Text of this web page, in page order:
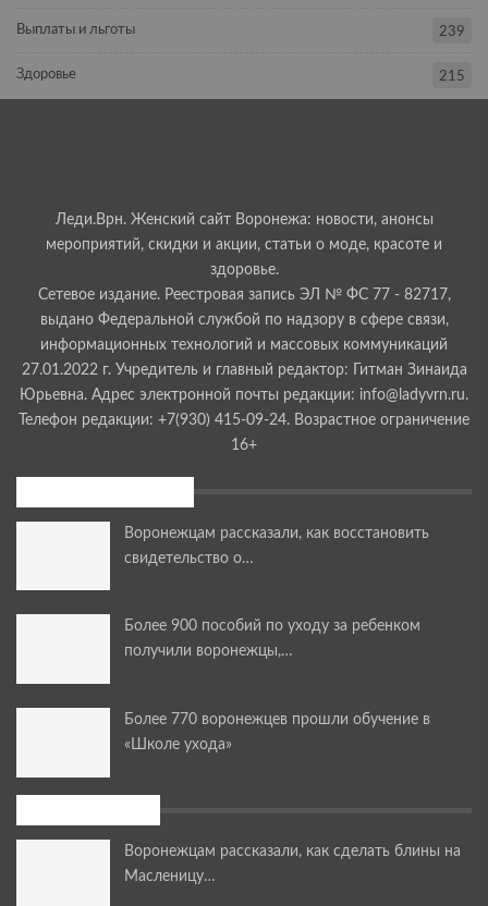
Выплаты и льготы 239
Здоровье 215
Леди.Врн. Женский сайт Воронежа: новости, анонсы
мероприятий, скидки и акции, статьи о моде, красоте и
здоровье.
Сетевое издание. Реестровая запись ЭЛ № ФС 77 - 82717,
выдано Федеральной службой по надзору в сфере связи,
информационных технологий и массовых коммуникаций
27.01.2022 г. Учредитель и главный редактор: Гитман Зинаида
Юрьевна. Адрес электронной почты редакции: info@ladyvrn.ru.
Телефон редакции: +7(930) 415-09-24. Возрастное ограничение
16+
Воронежцам рассказали, как восстановить
свидетельство о…
Более 900 пособий по уходу за ребенком
получили воронежцы,…
Более 770 воронежцев прошли обучение в
«Школе ухода»
Воронежцам рассказали, как сделать блины на
Масленицу…